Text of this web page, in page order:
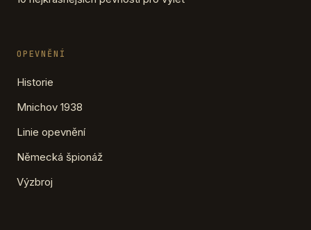
OPEVNĚNÍ
Historie
Mnichov 1938
Linie opevnění
Německá špionáž
Výzbroj